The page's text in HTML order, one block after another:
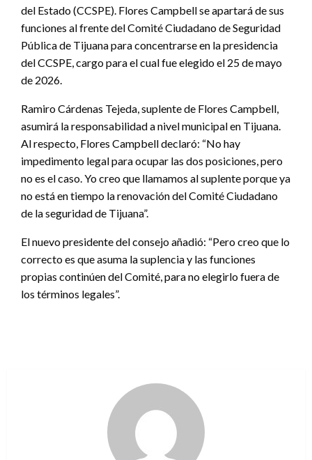
del Estado (CCSPE). Flores Campbell se apartará de sus
funciones al frente del Comité Ciudadano de Seguridad
Pública de Tijuana para concentrarse en la presidencia
del CCSPE, cargo para el cual fue elegido el 25 de mayo
de 2026.
Ramiro Cárdenas Tejeda, suplente de Flores Campbell,
asumirá la responsabilidad a nivel municipal en Tijuana.
Al respecto, Flores Campbell declaró: “No hay
impedimento legal para ocupar las dos posiciones, pero
no es el caso. Yo creo que llamamos al suplente porque ya
no está en tiempo la renovación del Comité Ciudadano
de la seguridad de Tijuana”.
El nuevo presidente del consejo añadió: “Pero creo que lo
correcto es que asuma la suplencia y las funciones
propias continúen del Comité, para no elegirlo fuera de
los términos legales”.